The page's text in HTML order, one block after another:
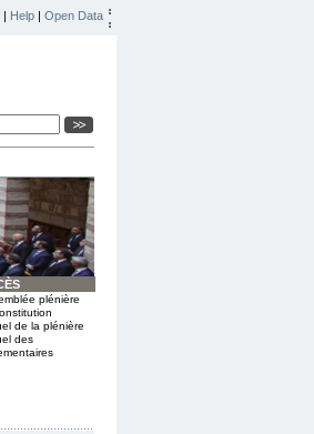
| Help | Open Data
plénière
de la plénière
des